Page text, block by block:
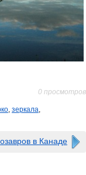
0 просмотров
, зеркала,
в Канаде